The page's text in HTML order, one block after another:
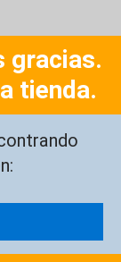
gracias.
tienda.